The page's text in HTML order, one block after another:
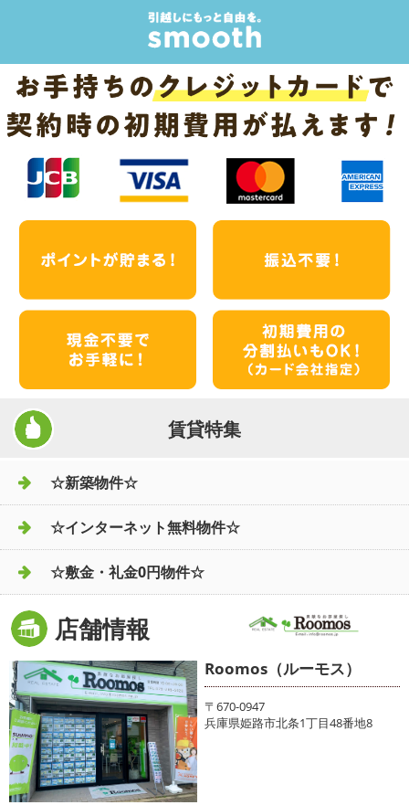
賃貸特集
☆新築物件☆
☆インターネット無料物件☆
☆敷金・礼金0円物件☆
店舗情報
Roomos（ルーモス）
〒670-0947
兵庫県姫路市北条1丁目48番地8